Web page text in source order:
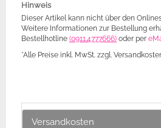
Hinweis
Dieser Artikel kann nicht über den
Weitere Informationen zur Bestellung
Bestellhotline (0911.4777666) oder per
*Alle Preise inkl. MwSt. zzgl.
Versandkosten